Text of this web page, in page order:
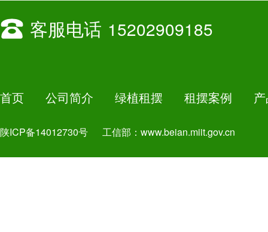
客服电话 15202909185
首页 公司简介 绿植租摆 租摆案例
陕ICP备14012730号 工信部： www.beian.miit.gov.cn